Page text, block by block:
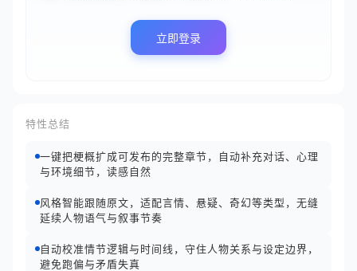
立即登录
特性总结
一键把梗概扩成可发布的完整章节，自动补充对话、心理
与环境细节，读感自然
风格智能跟随原文，适配言情、悬疑、奇幻等类型，无缝
延续人物语气与叙事节奏
自动校准情节逻辑与时间线，守住人物关系与设定边界，
避免跑偏与矛盾失真